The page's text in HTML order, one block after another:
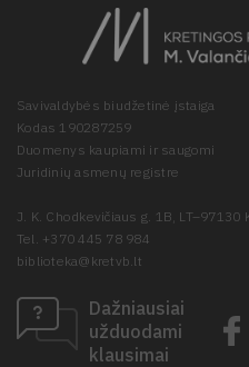
Savivaldybės biudžetinė įstaiga
Kodas 190287259
Duomenys kaupiami ir saugomi
Juridinių asmenų registre
J. K. Chodkevičiaus g. 1B, LT–97130
Tel. +370 445 78 984
biblioteka@kretvb.lt
Dažniausiai
užduodami
klausimai